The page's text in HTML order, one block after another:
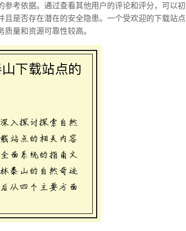
考依据。通过查看其他用户的评论和评分，可以初
是否存在潜在的安全隐患。一个受欢迎的下载站点
量和资源可靠性较高。